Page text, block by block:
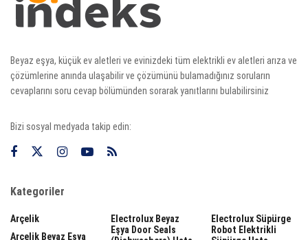
Beyaz eşya, küçük ev aletleri ve evinizdeki tüm elektrikli ev aletleri arıza ve
çözümlerine anında ulaşabilir ve çözümünü bulamadığınız soruların
cevaplarını soru cevap bölümünden sorarak yanıtlarını bulabilirsiniz
Bizi sosyal medyada takip edin:
Kategoriler
Arçelik
Arçelik Beyaz Eşya
Electrolux Beyaz
Eşya Door Seals
Electrolux Süpürge
Robot Elektrikli